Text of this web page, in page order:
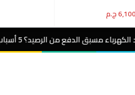
ج.م
5 أسباب وحلول مصر الآن